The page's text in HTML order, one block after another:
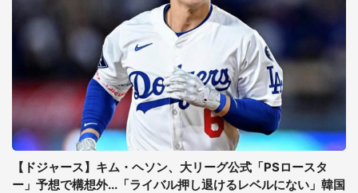
【ドジャース】キム・ヘソン、大リーグ公式「PSロースタ
ー」予想で構想外...「ライバル押し退けるレベルにない」韓国